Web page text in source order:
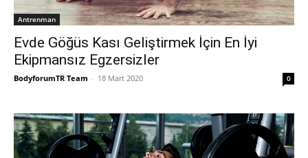
Antrenman
Evde Göğüs Kası Geliştirmek İçin En İyi
Ekipmansız Egzersizler
BodyforumTR Team - 18 Mart 2020 0